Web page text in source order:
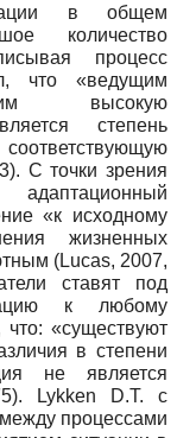
в общем
количество
процесс
что «ведущим
высокую
степень
С точки зрения
адаптационный
«к исходному
жизненных
(Lucas, 2007,
ставят под
к любому
«существуют
в степени
не является
Lykken D.T. с
процессами